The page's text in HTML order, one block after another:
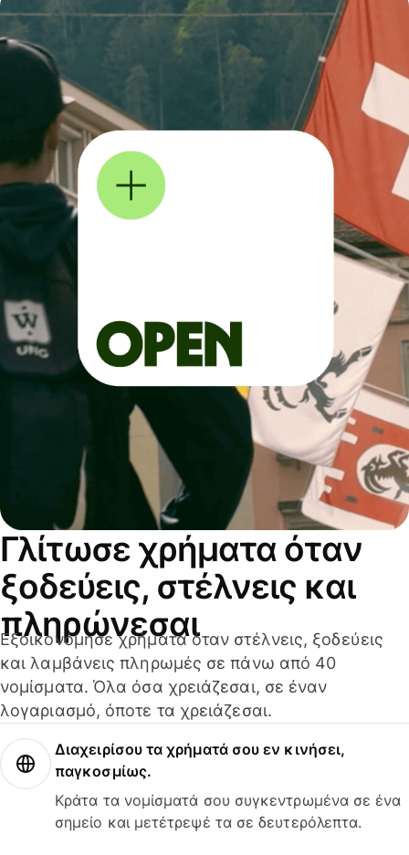
Γλίτωσε χρήματα όταν
ξοδεύεις, στέλνεις και
πληρώνεσαι
Εξοικονόμησε χρήματα όταν στέλνεις, ξοδεύεις
και λαμβάνεις πληρωμές σε πάνω από 40
νομίσματα. Όλα όσα χρειάζεσαι, σε έναν
λογαριασμό, όποτε τα χρειάζεσαι.
Διαχειρίσου τα χρήματά σου εν κινήσει,
παγκοσμίως.
Κράτα τα νομίσματά σου συγκεντρωμένα σε ένα
σημείο και μετέτρεψέ τα σε δευτερόλεπτα.